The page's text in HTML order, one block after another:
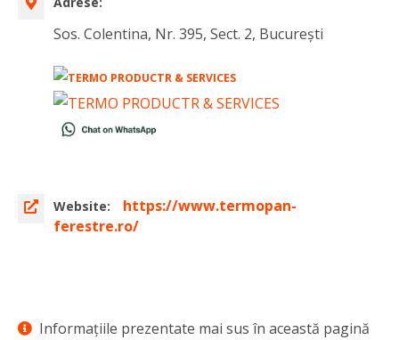
Sos. Colentina, Nr. 395, Sect. 2, București
Website:
https://www.termopan-
ferestre.ro/
Informaţiile prezentate mai sus în această pagină